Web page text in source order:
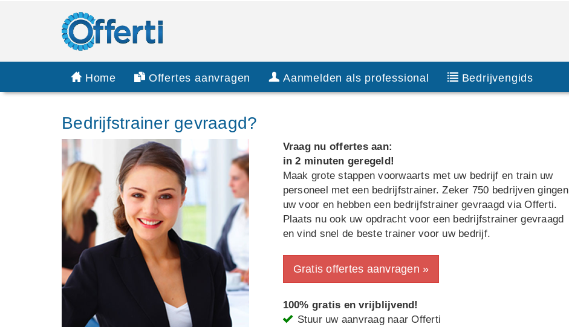
Home Offertes aanvragen Aanmelden als professional Bedrijvengids
Bedrijfstrainer gevraagd?
Vraag nu offertes aan:
in 2 minuten geregeld!
Maak grote stappen voorwaarts met uw bedrijf en train uw
personeel met een bedrijfstrainer. Zeker 750 bedrijven gingen
uw voor en hebben een bedrijfstrainer gevraagd via Offerti.
Plaats nu ook uw opdracht voor een bedrijfstrainer gevraagd
en vind snel de beste trainer voor uw bedrijf.
Gratis offertes aanvragen »
100% gratis en vrijblijvend!
Stuur uw aanvraag naar Offerti